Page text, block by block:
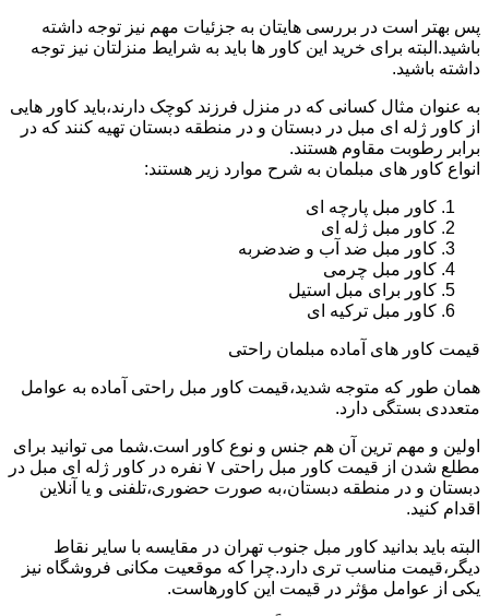
پس بهتر است در بررسی هایتان به جزئیات مهم نیز توجه داشته
باشید.البته برای خرید این کاور ها باید به شرایط منزلتان نیز توجه
داشته باشید.
به عنوان مثال کسانی که در منزل فرزند کوچک دارند،باید کاور هایی
از کاور ژله ای مبل در دبستان و در منطقه دبستان تهیه کنند که در
برابر رطوبت مقاوم هستند.
انواع کاور های مبلمان به شرح موارد زیر هستند:
کاور مبل پارچه ای
کاور مبل ژله ای
کاور مبل ضد آب و ضدضربه
کاور مبل چرمی
کاور برای مبل استیل
کاور مبل ترکیه ای
قیمت کاور های آماده مبلمان راحتی
همان طور که متوجه شدید،قیمت کاور مبل راحتی آماده به عوامل
متعددی بستگی دارد.
اولین و مهم ترین آن هم جنس و نوع کاور است.شما می توانید برای
مطلع شدن از قیمت کاور مبل راحتی ۷ نفره در کاور ژله ای مبل در
دبستان و در منطقه دبستان،به صورت حضوری،تلفنی و یا آنلاین
اقدام کنید.
البته باید بدانید کاور مبل جنوب تهران در مقایسه با سایر نقاط
دیگر،قیمت مناسب تری دارد.چرا که موقعیت مکانی فروشگاه نیز
یکی از عوامل مؤثر در قیمت این کاورهاست.